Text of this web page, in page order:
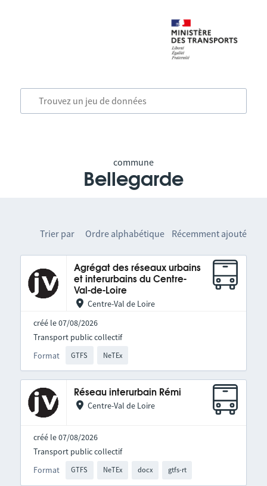
commune
Bellegarde
Trier par Ordre alphabétique Récemment ajouté
Agrégat des réseaux urbains
et interurbains du Centre-
Val-de-Loire
Centre-Val de Loire
créé le 07/08/2026
Format GTFS NeTEx
Transport public collectif
Réseau interurbain Rémi
Centre-Val de Loire
créé le 07/08/2026
Format GTFS NeTEx docx gtfs-rt
Transport public collectif